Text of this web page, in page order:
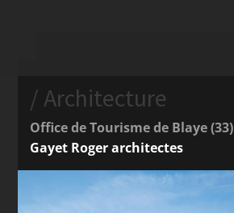
/ Architecture
Office de Tourisme de Blaye (33)
Gayet Roger architectes